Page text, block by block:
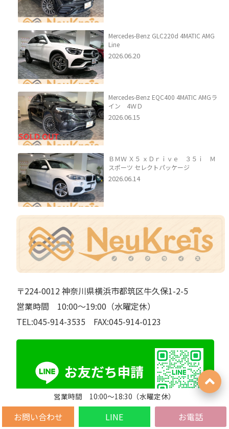
営業時間 10:00～18:30（水曜定休）
お問い合わせ LINE
Mercedes-Benz GLC220d 4MATIC AMG
Line
2026.06.20
Mercedes-Benz EQC400 4MATIC AMGラ
イン 4ＷＤ
2026.06.15
ＢＭＷ Ｘ５ ｘＤｒｉｖｅ ３５ｉ Ｍ
スポーツ セレクトパッケージ
2026.06.14
〒224-0012 神奈川県横浜市都筑区牛久保1-2-5
営業時間 10:00～19:00（水曜定休）
TEL:045-914-3535 FAX:045-914-0123